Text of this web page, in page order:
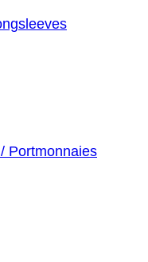
Portmonnaies